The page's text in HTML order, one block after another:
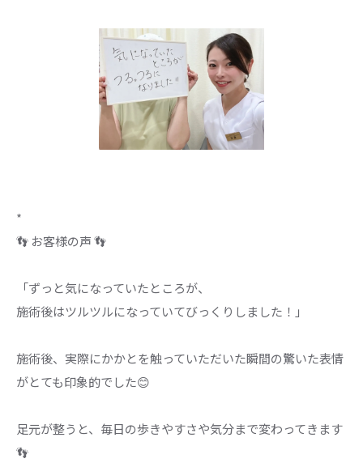
*
👣 お客様の声 👣
「ずっと気になっていたところが、
施術後はツルツルになっていてびっくりしました！」
施術後、実際にかかとを触っていただいた瞬間の驚いた表情
がとても印象的でした😊
足元が整うと、毎日の歩きやすさや気分まで変わってきます
👣